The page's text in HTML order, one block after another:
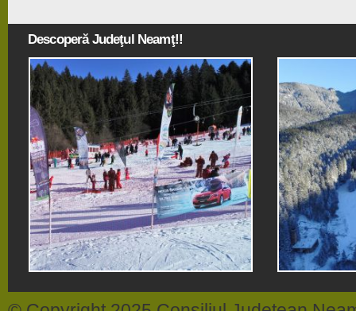
Descoperă Judeţul Neamţ!!